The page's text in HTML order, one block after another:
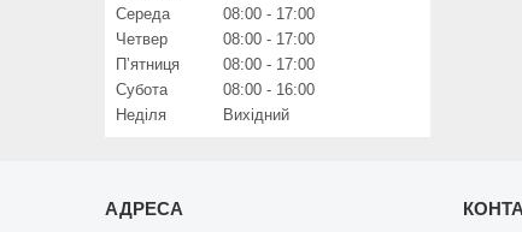
Середа
08:00
17:00
Четвер
08:00
17:00
Пʼятниця
08:00
17:00
Субота
08:00
16:00
Неділя
Вихідний